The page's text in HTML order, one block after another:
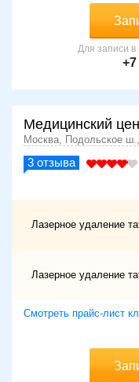
Для записи в
+7
Медицинский
Москва, Подольское
3 отзыва
Лазерное удаление
Лазерное удаление
Смотреть прайс-лист